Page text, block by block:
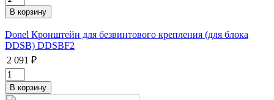
Donel Кронштейн для безвинтового крепления (для блока
DDSB) DDSBF2
2 091 ₽